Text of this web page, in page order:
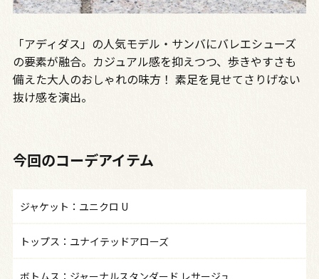
「アディダス」の人気モデル・サンバにバレエシューズ
の要素が融合。カジュアル感を抑えつつ、歩きやすさも
備えた大人のおしゃれの味方！ 素足を見せてさりげない
抜け感を演出。
今回のコーデアイテム
ジャケット：ユニクロ U
トップス：ユナイテッドアローズ